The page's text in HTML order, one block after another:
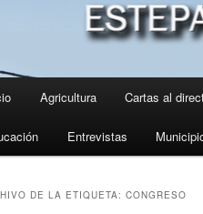
Agricultura Cartas al
Entrevistas
DE LA ETIQUETA: CONGRESO